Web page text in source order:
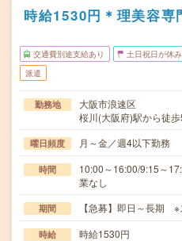
時給1530円＊理美容専
交通費別途支給あり 土日祝日が休み
派遣
勤務地
大阪市浪速区
桜川(大阪府)駅から徒
曜日頻度 月～金／週4以下勤務
時間
10:00～16:00/9:15～
業なし
期間 【急募】即日～長期 ※
時給 時給1530円